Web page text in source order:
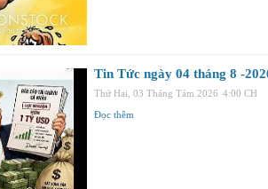
Tin Tức ngày 04 tháng 8 -
Thứ Hai, 03 Tháng Tám 2026 4:00 CH
Đọc thêm